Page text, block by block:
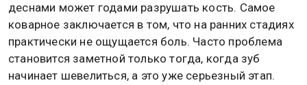
деснами может годами разрушать кость. Самое
коварное заключается в том, что на ранних стадиях
практически не ощущается боль. Часто проблема
становится заметной только тогда, когда зуб
начинает шевелиться, а это уже серьезный этап.